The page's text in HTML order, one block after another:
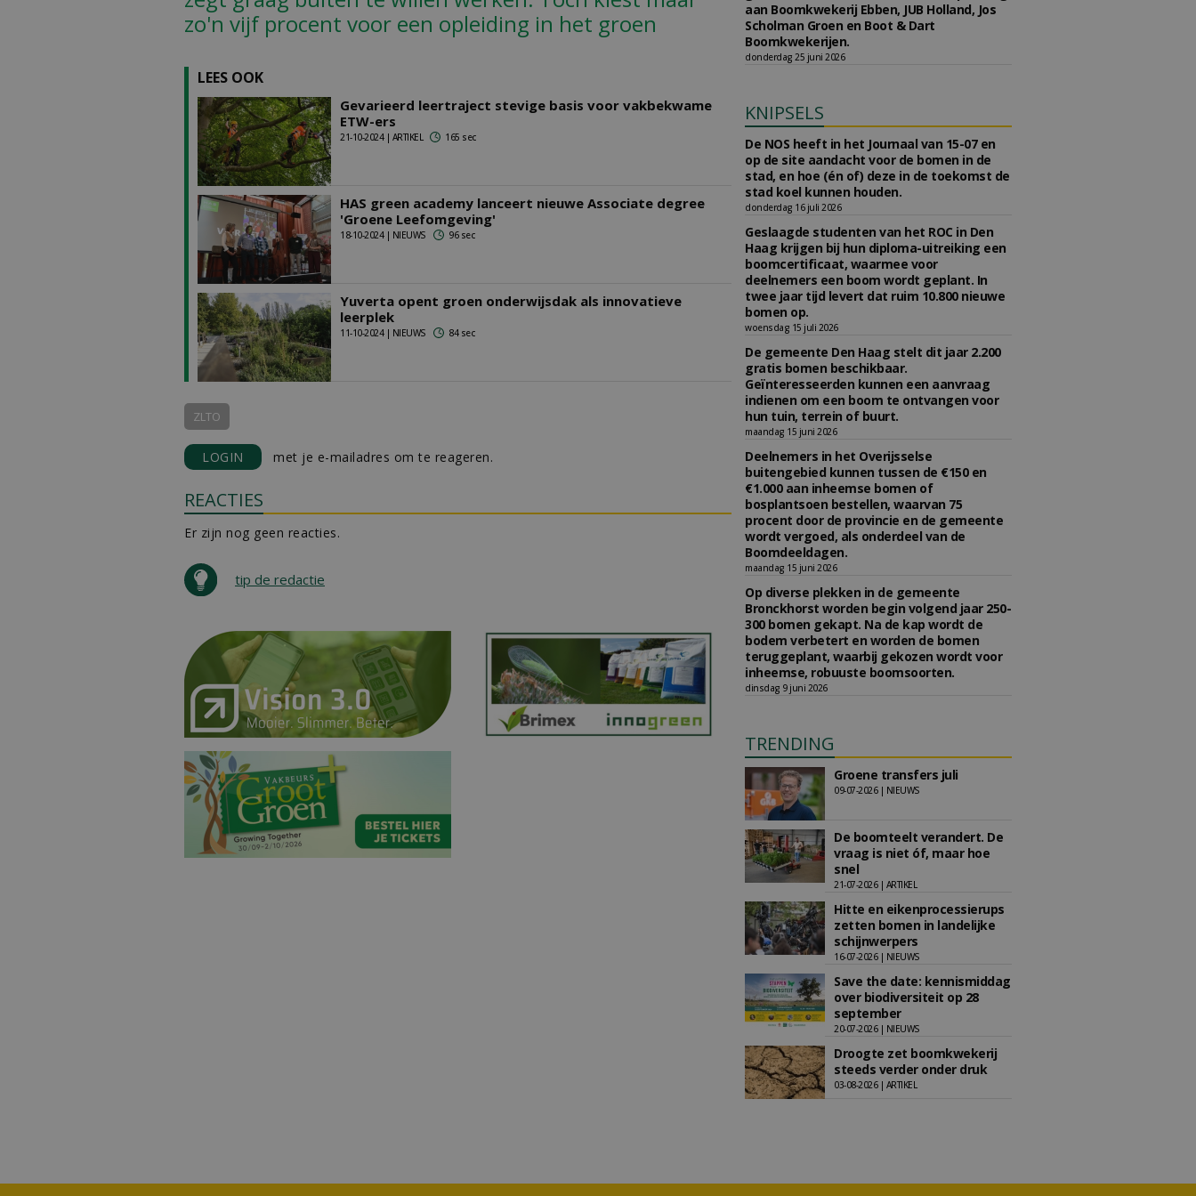
zo'n vijf procent voor een opleiding in het groen
LEES OOK
Gevarieerd leertraject stevige basis voor vakbekwame
ETW-ers
21-10-2024 | ARTIKEL 165 sec
HAS green academy lanceert nieuwe Associate degree
'Groene Leefomgeving'
18-10-2024 | NIEUWS 96 sec
Yuverta opent groen onderwijsdak als innovatieve
leerplek
11-10-2024 | NIEUWS 84 sec
ZLTO
LOGIN met je e-mailadres om te reageren.
REACTIES
Er zijn nog geen reacties.
tip de redactie
aan Boomkwekerij Ebben, JUB Holland, Jos
Scholman Groen en Boot & Dart
Boomkwekerijen.
donderdag 25 juni 2026
KNIPSELS
De NOS heeft in het Journaal van 15-07 en
op de site aandacht voor de bomen in de
stad, en hoe (én of) deze in de toekomst de
stad koel kunnen houden.
donderdag 16 juli 2026
Geslaagde studenten van het ROC in Den
Haag krijgen bij hun diploma-uitreiking een
boomcertificaat, waarmee voor
deelnemers een boom wordt geplant. In
twee jaar tijd levert dat ruim 10.800 nieuwe
bomen op.
woensdag 15 juli 2026
De gemeente Den Haag stelt dit jaar 2.200
gratis bomen beschikbaar.
Geïnteresseerden kunnen een aanvraag
indienen om een boom te ontvangen voor
hun tuin, terrein of buurt.
maandag 15 juni 2026
Deelnemers in het Overijsselse
buitengebied kunnen tussen de €150 en
€1.000 aan inheemse bomen of
bosplantsoen bestellen, waarvan 75
procent door de provincie en de gemeente
wordt vergoed, als onderdeel van de
Boomdeeldagen.
maandag 15 juni 2026
Op diverse plekken in de gemeente
Bronckhorst worden begin volgend jaar 250-
300 bomen gekapt. Na de kap wordt de
bodem verbetert en worden de bomen
teruggeplant, waarbij gekozen wordt voor
inheemse, robuuste boomsoorten.
dinsdag 9 juni 2026
TRENDING
Groene transfers juli
09-07-2026 | NIEUWS
De boomteelt verandert. De
vraag is niet óf, maar hoe
snel
21-07-2026 | ARTIKEL
Hitte en eikenprocessierups
zetten bomen in landelijke
schijnwerpers
16-07-2026 | NIEUWS
Save the date: kennismiddag
over biodiversiteit op 28
september
20-07-2026 | NIEUWS
Droogte zet boomkwekerij
steeds verder onder druk
03-08-2026 | ARTIKEL